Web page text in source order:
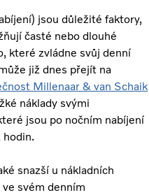
jsou důležité faktory,
časté nebo dlouhé
které zvládne svůj denní
již dnes přejít na
Millenaar & van Schaik
náklady svými
jsou po nočním nabíjení
snazší u nákladních
svém denním